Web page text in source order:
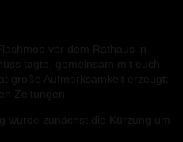
vor dem Rathaus in
tagte, gemeinsam mit euch
große Aufmerksamkeit erzeugt:
Zeitungen.
wurde zunächst die Kürzung um